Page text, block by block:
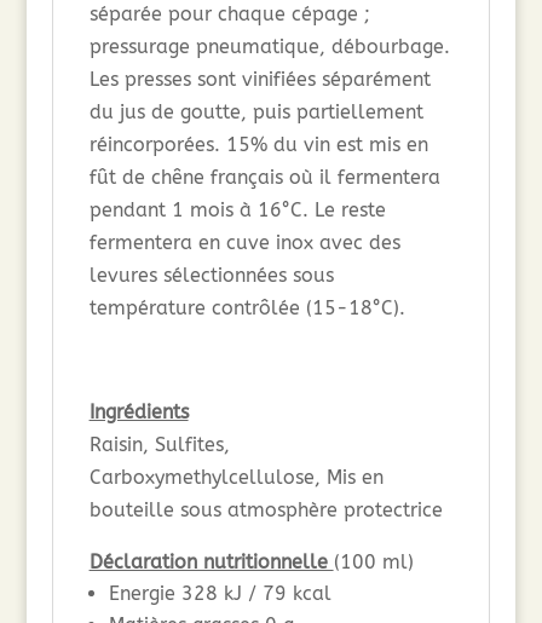
séparée pour chaque cépage ;
pressurage pneumatique, débourbage.
Les presses sont vinifiées séparément
du jus de goutte, puis partiellement
réincorporées. 15% du vin est mis en
fût de chêne français où il fermentera
pendant 1 mois à 16°C. Le reste
fermentera en cuve inox avec des
levures sélectionnées sous
température contrôlée (15-18°C).
Ingrédients
Raisin, Sulfites,
Carboxymethylcellulose, Mis en
bouteille sous atmosphère protectrice
Déclaration nutritionnelle (100 ml)
Energie 328 kJ / 79 kcal